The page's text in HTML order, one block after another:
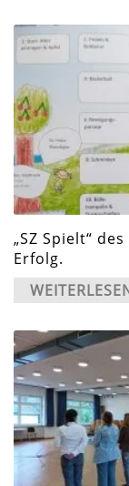
„SZ Spielt“
Erfolg.